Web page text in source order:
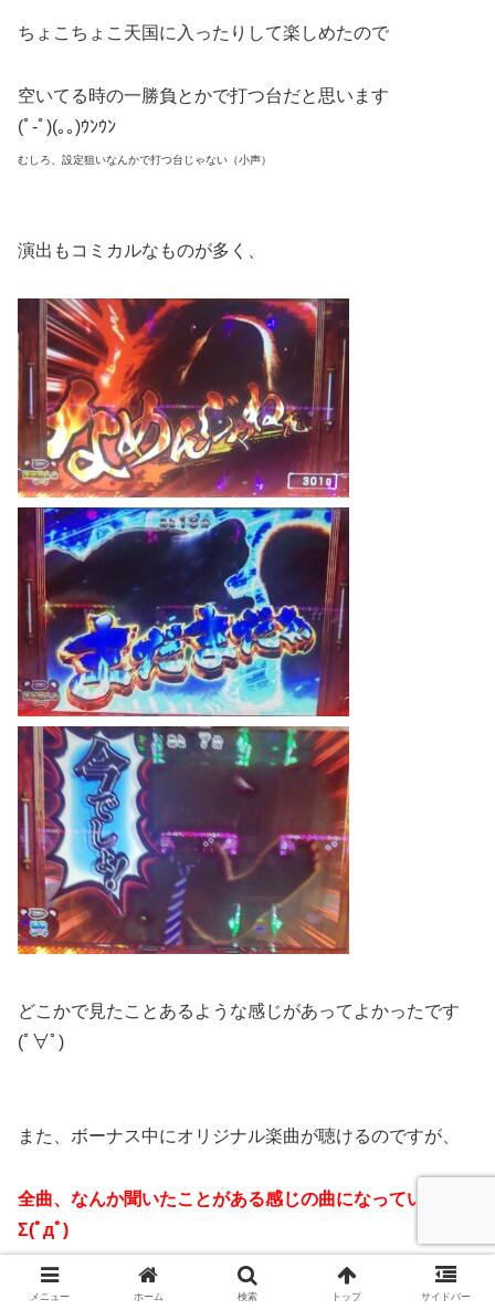
ちょこちょこ天国に入ったりして楽しめたので
空いてる時の一勝負とかで打つ台だと思います
(ﾟ-ﾟ)(｡｡)ｳﾝｳﾝ
むしろ、設定狙いなんかで打つ台じゃない（小声）
演出もコミカルなものが多く、
どこかで見たことあるような感じがあってよかったです
(ﾟ∀ﾟ)
また、ボーナス中にオリジナル楽曲が聴けるのですが、
全曲、なんか聞いたことがある感じの曲になっています
Σ(ﾟдﾟ)
これは一度聞いてほしいですね
メニュー ホーム 検索 トップ サイドバー